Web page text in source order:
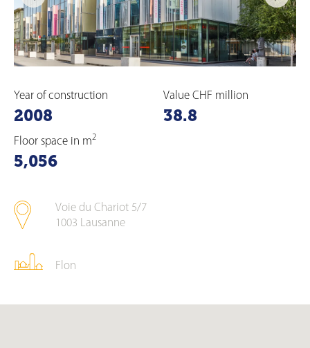
o
n
Year of construction
2008
Value CHF million
38.8
Floor space in m2
5,056
Voie du Chariot 5/7
1003 Lausanne
Flon